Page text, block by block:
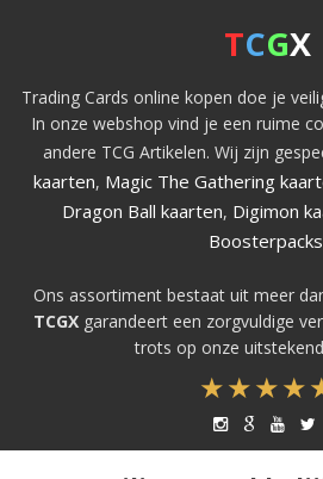
TCGX
Trading Cards online kopen doe je
In onze webshop vind je een ruime
andere TCG Artikelen. Wij zijn
kaarten, Magic The Gathering
Dragon Ball kaarten, Digimon
Boosterpacks
Ons assortiment bestaat uit meer
TCGXgarandeert een zorgvuldige
trots op onze